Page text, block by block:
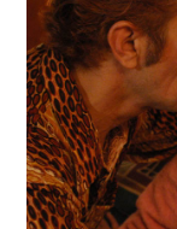
CHILES